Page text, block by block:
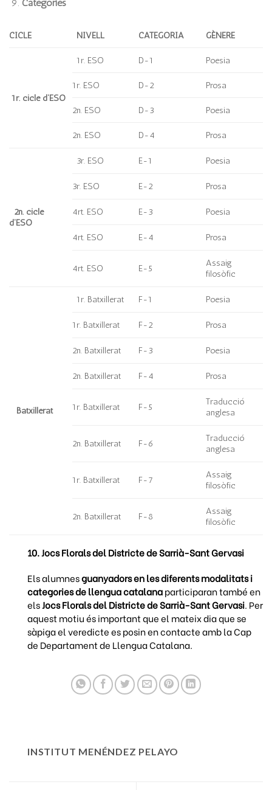
Categories
CICLE NIVELL CATEGORIA GÈNERE
1r. cicle d’ESO
1r. ESO D-1 Poesia
1r. ESO D-2 Prosa
2n. ESO D-3 Poesia
2n. ESO D-4 Prosa
2n. cicle
d’ESO
3r. ESO E-1 Poesia
3r. ESO E-2 Prosa
4rt. ESO E-3 Poesia
4rt. ESO E-4 Prosa
4rt. ESO E-5
Assaig
filosòfic
Batxillerat
1r. Batxillerat F-1 Poesia
1r. Batxillerat F-2 Prosa
2n. Batxillerat F-3 Poesia
2n. Batxillerat F-4 Prosa
1r. Batxillerat F-5
Traducció
anglesa
2n. Batxillerat F-6
Traducció
anglesa
1r. Batxillerat F-7
Assaig
filosòfic
2n. Batxillerat F-8
Assaig
filosòfic
10.Jocs Florals del Districte de Sarrià-Sant Gervasi
Els alumnesguanyadors en les diferents modalitats i
categories de llengua catalanaparticiparan també en
elsJocs Florals del Districte de Sarrià-Sant Gervasi. Per
aquest motiu és important que el mateix dia que se
sàpiga el veredicte es posin en contacte amb la Cap
de Departament de Llengua Catalana.
INSTITUT MENÉNDEZ PELAYO